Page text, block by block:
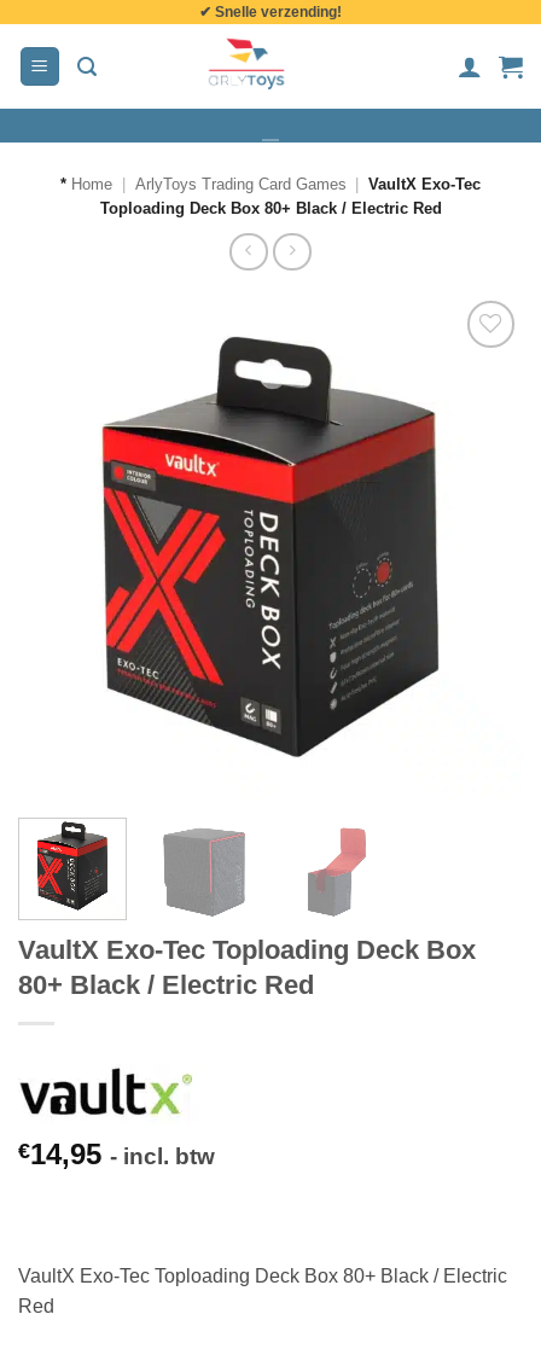
inhoud
✔ Snelle verzending!
* Home ArlyToys Trading Card Games
VaultX Exo-Tec
Toploading Deck Box 80+ Black / Electric Red
VaultX Exo-Tec Toploading Deck Box
80+ Black / Electric Red
€14,95 - incl. btw
VaultX Exo-Tec Toploading Deck Box 80+ Black / Electric
Red